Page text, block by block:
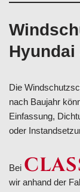
Hyundai
Die
nach Baujahr
Einfassung,
oder
Bei
wir anhand der